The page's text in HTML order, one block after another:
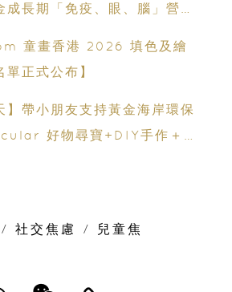
成長期「免疫、眼、腦」營養
童畫香港 2026 填色及繪
正式公布】
】帶小朋友支持黃金海岸環保
好物尋寶+DIY手作＋慈
/ 社交焦慮 /
兒童焦